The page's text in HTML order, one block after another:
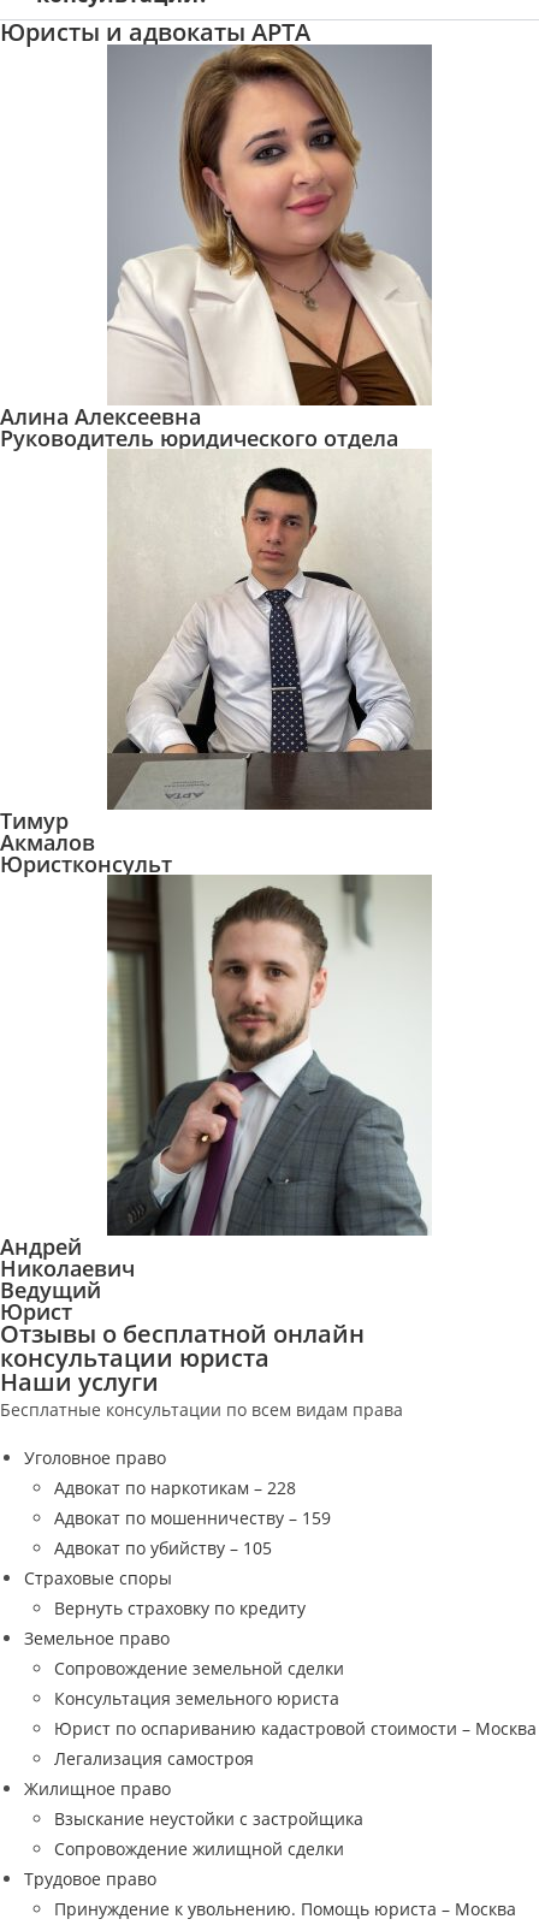
Юристы и адвокаты АРТА
Алина Алексеевна
Руководитель юридического отдела
Тимур
Акмалов
Юристконсульт
Андрей
Николаевич
Ведущий
Юрист
Отзывы о бесплатной онлайн
консультации юриста
Наши услуги
Бесплатные консультации по всем видам права
Уголовное право
Адвокат по наркотикам – 228
Адвокат по мошенничеству – 159
Адвокат по убийству – 105
Страховые споры
Вернуть страховку по кредиту
Земельное право
Сопровождение земельной сделки
Консультация земельного юриста
Юрист по оспариванию кадастровой стоимости – Москва
Легализация самостроя
Жилищное право
Взыскание неустойки с застройщика
Сопровождение жилищной сделки
Трудовое право
Принуждение к увольнению. Помощь юриста – Москва